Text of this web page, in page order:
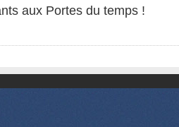
aux Portes du temps !